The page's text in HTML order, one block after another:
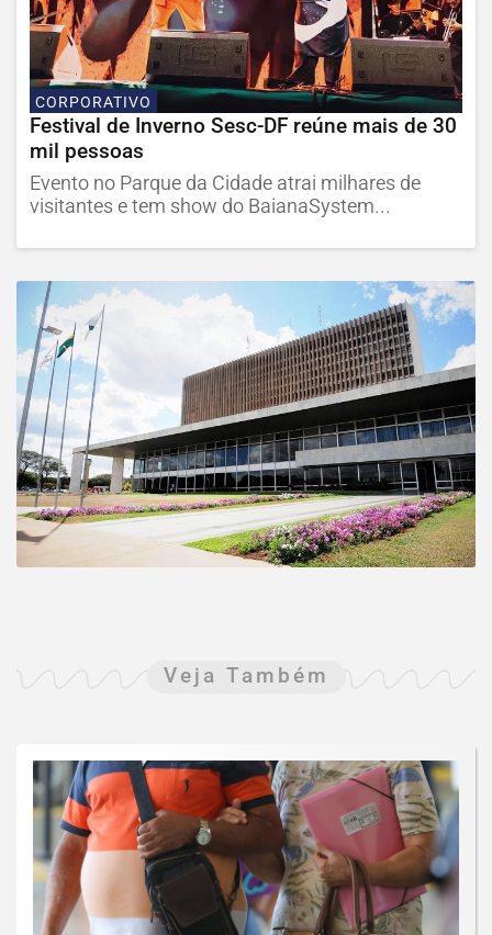
CORPORATIVO
Festival de Inverno Sesc-DF reúne mais de 30
mil pessoas
Evento no Parque da Cidade atrai milhares de
visitantes e tem show do BaianaSystem...
Veja Também